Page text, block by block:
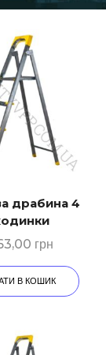
драбина 4
грн
В КОШИК